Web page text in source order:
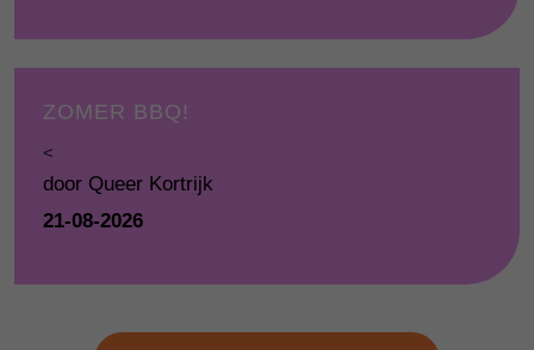
ZOMER BBQ!
<
door Queer Kortrijk
21-08-2026